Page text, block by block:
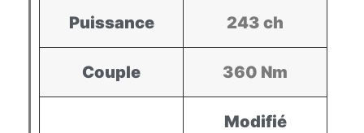
Puissance 243 ch
Couple 360 Nm
Modifié